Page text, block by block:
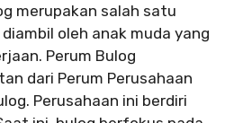
merupakan salah satu
oleh anak muda yang
Perum Bulog
dari Perum Perusahaan
Perusahaan ini berdiri